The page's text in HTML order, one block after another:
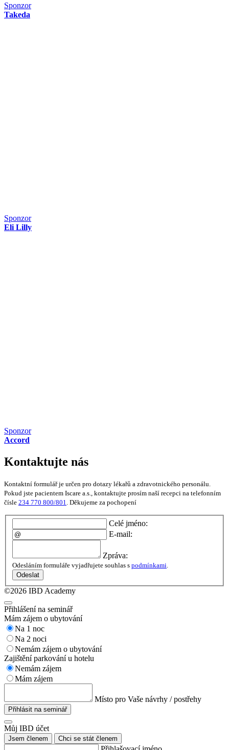
Sponzor
Takeda
Sponzor
Eli Lilly
Sponzor
Accord
Kontaktujte nás
Kontaktní formulář je určen pro dotazy lékařů a zdravotnického personálu.
Pokud jste pacientem Iscare a.s., kontaktujte prosím naší recepci na telefonním
čísle 234 770 800/801 . Děkujeme za pochopení
Celé jméno:
E-mail:
Zpráva:
Odesláním formuláře vyjadřujete souhlas s podmínkami.
Odeslat
©2026 IBD Academy
Přihlášení na seminář
Mám zájem o ubytování
Na 1 noc
Na 2 noci
Nemám zájem o ubytování
Zajištění parkování u hotelu
Nemám zájem
Mám zájem
Místo pro Vaše návrhy / postřehy
Přihlásit na seminář
Můj IBD účet
Jsem členem Chci se stát členem